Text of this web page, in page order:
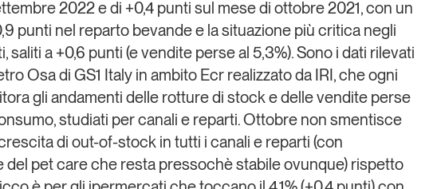
2022 e di +0,4 punti sul mese di ottobre 2021, con un
punti nel reparto bevande e la situazione più critica negli
saliti a +0,6 punti (e vendite perse al 5,3%). Sono i dati rilevati
Osadi GS1 Italy in ambito Ecr realizzato da IRI, che ogni
gli andamenti delle rotture di stock e delle vendite perse
studiati per canali e reparti. Ottobre non smentisce
di out-of-stock in tutti i canali e reparti (con
del pet care che resta pressochè stabile ovunque) rispetto